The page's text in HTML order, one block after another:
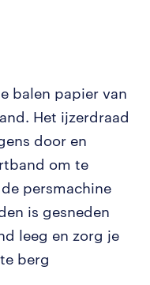
balen papier van
Het ijzerdraad
door en
om te
persmachine
is gesneden
leeg en zorg je
berg